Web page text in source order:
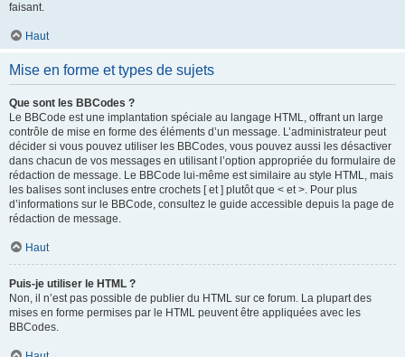
faisant.
Haut
Mise en forme et types de sujets
Que sont les BBCodes ?
Le BBCode est une implantation spéciale au langage HTML, offrant un large
contrôle de mise en forme des éléments d’un message. L’administrateur peut
décider si vous pouvez utiliser les BBCodes, vous pouvez aussi les désactiver
dans chacun de vos messages en utilisant l’option appropriée du formulaire de
rédaction de message. Le BBCode lui-même est similaire au style HTML, mais
les balises sont incluses entre crochets [ et ] plutôt que < et >. Pour plus
d’informations sur le BBCode, consultez le guide accessible depuis la page de
rédaction de message.
Haut
Puis-je utiliser le HTML ?
Non, il n’est pas possible de publier du HTML sur ce forum. La plupart des
mises en forme permises par le HTML peuvent être appliquées avec les
BBCodes.